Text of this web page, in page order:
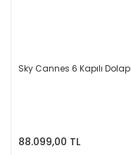
Sky Cannes 6 Kapılı Dolap
88.099,00 TL